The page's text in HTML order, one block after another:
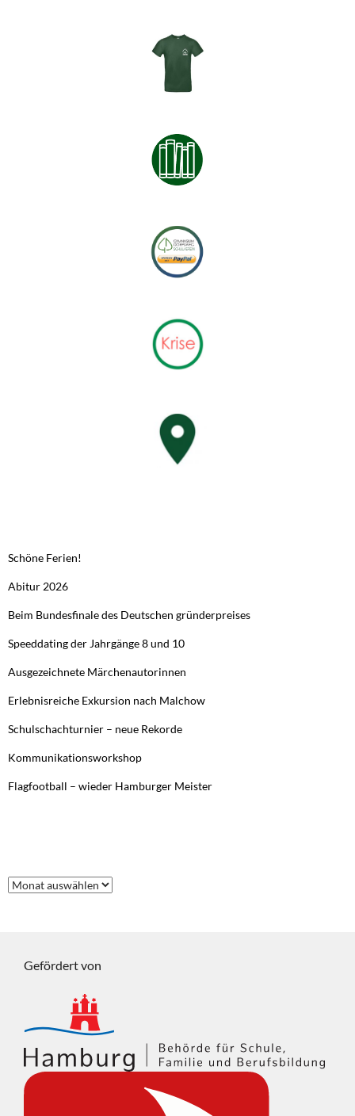
Schöne Ferien!
Abitur 2026
Beim Bundesfinale des Deutschen gründerpreises
Speeddating der Jahrgänge 8 und 10
Ausgezeichnete Märchenautorinnen
Erlebnisreiche Exkursion nach Malchow
Schulschachturnier – neue Rekorde
Kommunikationsworkshop
Flagfootball – wieder Hamburger Meister
Frühere
Beiträge
Gefördert von